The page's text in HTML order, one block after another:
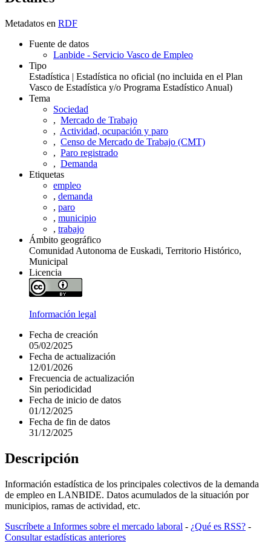
Metadatos en RDF
Fuente de datos
Lanbide - Servicio Vasco de Empleo
Tipo
Estadística | Estadística no oficial (no incluida en el Plan
Vasco de Estadística y/o Programa Estadístico Anual)
Tema
Sociedad
, Mercado de Trabajo
, Actividad, ocupación y paro
, Censo de Mercado de Trabajo (CMT)
, Paro registrado
, Demanda
Etiquetas
empleo
, demanda
, paro
, municipio
, trabajo
Ámbito geográfico
Comunidad Autonoma de Euskadi, Territorio Histórico,
Municipal
Licencia
Información legal
Fecha de creación
05/02/2025
Fecha de actualización
12/01/2026
Frecuencia de actualización
Sin periodicidad
Fecha de inicio de datos
01/12/2025
Fecha de fin de datos
31/12/2025
Descripción
Información estadística de los principales colectivos de la demanda
de empleo en LANBIDE. Datos acumulados de la situación por
municipios, ramas de actividad, etc.
Suscríbete a Informes sobre el mercado laboral - ¿Qué es RSS? -
Consultar estadísticas anteriores